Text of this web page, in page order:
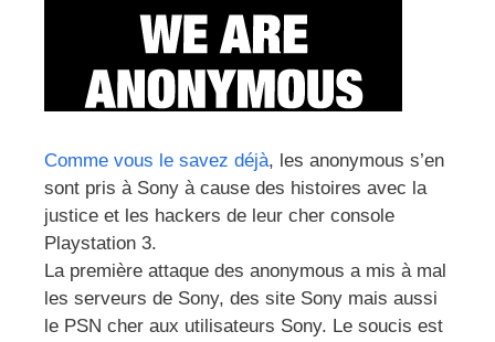
Comme vous le savez déjà, les anonymous s’en
sont pris à Sony à cause des histoires avec la
justice et les hackers de leur cher console
Playstation 3.
La première attaque des anonymous a mis à mal
les serveurs de Sony, des site Sony mais aussi
le PSN cher aux utilisateurs Sony. Le soucis est